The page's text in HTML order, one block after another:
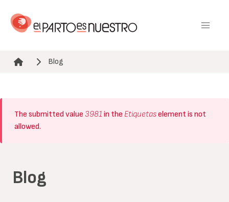
contenido
Ruta de navegación
Blog
Mensaje
de
The submitted value 3981in the Etiquetaselement is not
allowed.
Blog